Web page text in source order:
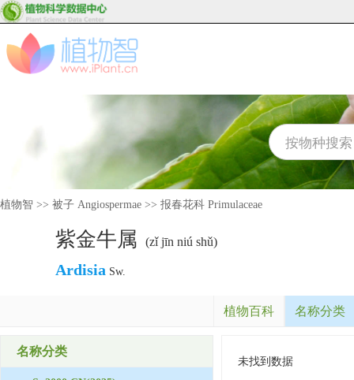
植物智 >> 被子 Angiospermae >> 报春花科 Primulaceae
紫金牛属 (zǐ jīn niú shǔ)
Ardisia Sw.
植物百科 名称分类
名称分类
未找到数据